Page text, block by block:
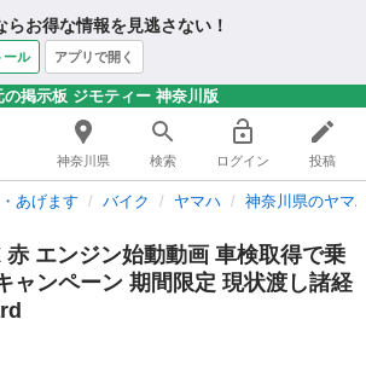
らお得な情報を見逃さない！
ール アプリで開く
の掲示板 ジモティー 神奈川版
神奈川県 検索 ログイン 投稿
あげます バイク ヤマハ 神奈川県のヤマ
エンジン始動動画 車検取得で乗
ャンペーン 期間限定 現状渡し諸経